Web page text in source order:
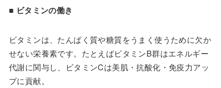
■ ビタミンの働き
ビタミンは、たんぱく質や糖質をうまく使うために欠か
せない栄養素です。たとえばビタミンB群はエネルギー
代謝に関与し、ビタミンCは美肌・抗酸化・免疫力アッ
プに貢献。